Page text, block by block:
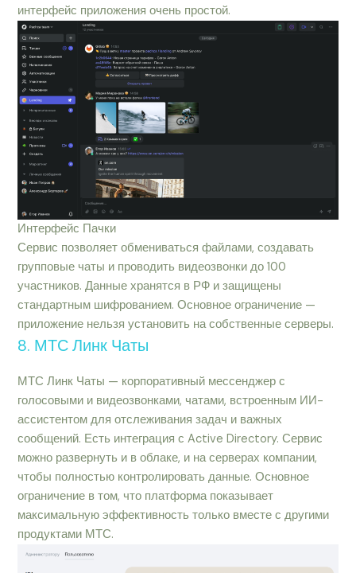
интерфейс приложения очень простой.
Интерфейс Пачки
Сервис позволяет обмениваться файлами, создавать
групповые чаты и проводить видеозвонки до 100
участников. Данные хранятся в РФ и защищены
стандартным шифрованием. Основное ограничение —
приложение нельзя установить на собственные серверы.
8. МТС Линк Чаты
МТС Линк Чаты — корпоративный мессенджер с
голосовыми и видеозвонками, чатами, встроенным ИИ-
ассистентом для отслеживания задач и важных
сообщений. Есть интеграция с Active Directory. Сервис
можно развернуть и в облаке, и на серверах компании,
чтобы полностью контролировать данные. Основное
ограничение в том, что платформа показывает
максимальную эффективность только вместе с другими
продуктами МТС.